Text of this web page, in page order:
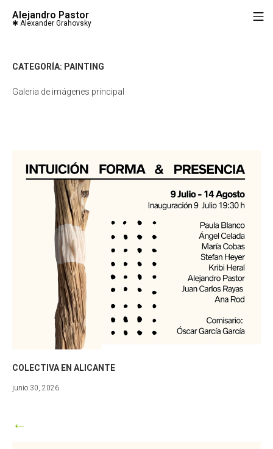
Alejandro Pastor
CATEGORÍA: PAINTING
Galeria de imágenes principal
COLECTIVA EN ALICANTE
junio 30, 2026junio
←